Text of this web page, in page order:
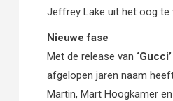
Jeffrey Lake uit het oog te
Nieuwe fase
Met de release van ‘Gucci’
afgelopen jaren naam
Martin, Mart Hoogkamer